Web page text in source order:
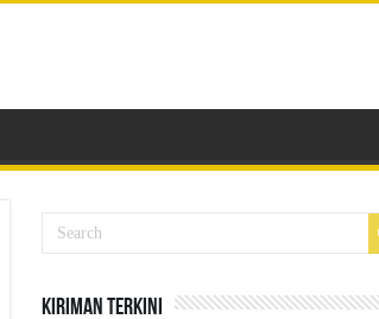
Kiriman Terkini